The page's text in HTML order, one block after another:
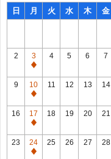
日 月 火 水 木 金
2
3
通
常
休
館
日
4 5 6 7
9
10
通
常
休
館
日
11 12 13 14
16
17
通
常
休
18 19 20 21
23
24
通
25 26 27 28